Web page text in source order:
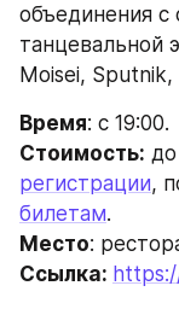
объединения с
танцевальной
Moisei, Sputnik,
Время: с 19:00.
Стоимость:
регистрации,
билетам.
Место:
Ссылка: